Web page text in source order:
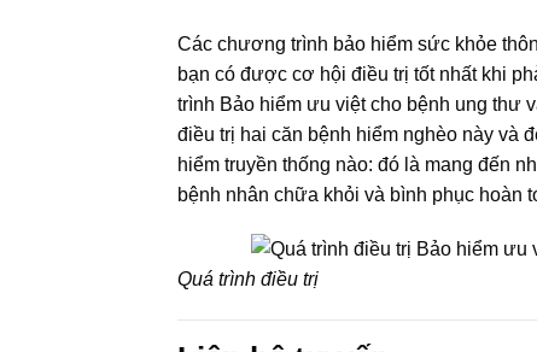
Các chương trình bảo hiểm sức khỏe
bạn có được cơ hội điều trị tốt nhất khi
trình Bảo hiểm ưu việt cho bệnh ung thư
điều trị hai căn bệnh hiểm nghèo này và
hiểm truyền thống nào: đó là mang đến
bệnh nhân chữa khỏi và bình phục hoàn
Quá trình điều trị